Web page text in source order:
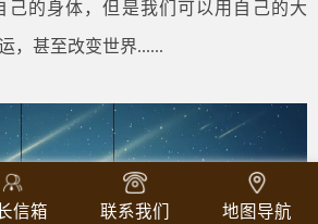
己的身体，但是我们可以用自己的大
，甚至改变世界......
信箱 联系我们 地图导航